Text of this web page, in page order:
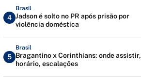
4
Brasil
Jadson é solto no PR após prisão por
violência doméstica
5
Brasil
Bragantino x Corinthians: onde assistir,
horário, escalações